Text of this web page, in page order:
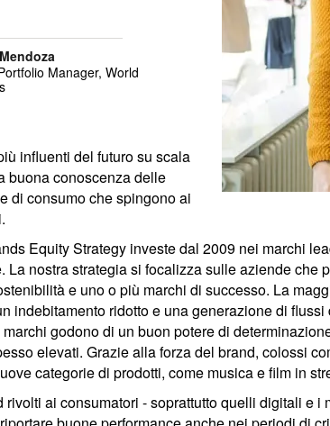
Manager, World
influenti del futuro su scala
buona conoscenza delle
di consumo che spingono ai
Equity Strategy investe dal 2009 nei marchi
La nostra strategia si focalizza sulle aziende che
e uno o più marchi di successo. La
indebitamento ridotto e una generazione di
godono di un buon potere di
elevati. Grazie alla forza del brand, colossi
categorie di prodotti, come musica e film in
rivolti ai consumatori - soprattutto quelli digitali e i